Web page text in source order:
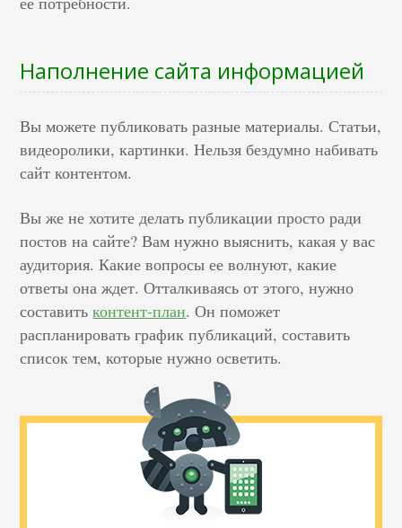
Наполнение сайта информацией
Вы можете публиковать разные материалы. Статьи,
видеоролики, картинки. Нельзя бездумно набивать
сайт контентом.
Вы же не хотите делать публикации просто ради
постов на сайте? Вам нужно выяснить, какая у вас
аудитория. Какие вопросы ее волнуют, какие
ответы она ждет. Отталкиваясь от этого, нужно
составитьконтент-план. Он поможет
распланировать график публикаций, составить
список тем, которые нужно осветить.